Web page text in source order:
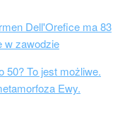
Dell'Orefice ma 83
w zawodzie
50? To jest możliwe.
Ewy.